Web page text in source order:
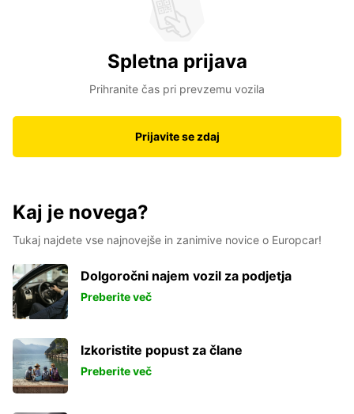
Spletna prijava
Prihranite čas pri prevzemu vozila
Prijavite se zdaj
Kaj je novega?
Tukaj najdete vse najnovejše in zanimive novice o Europcar!
Dolgoročni najem vozil za podjetja
Preberite več
Izkoristite popust za člane
Preberite več